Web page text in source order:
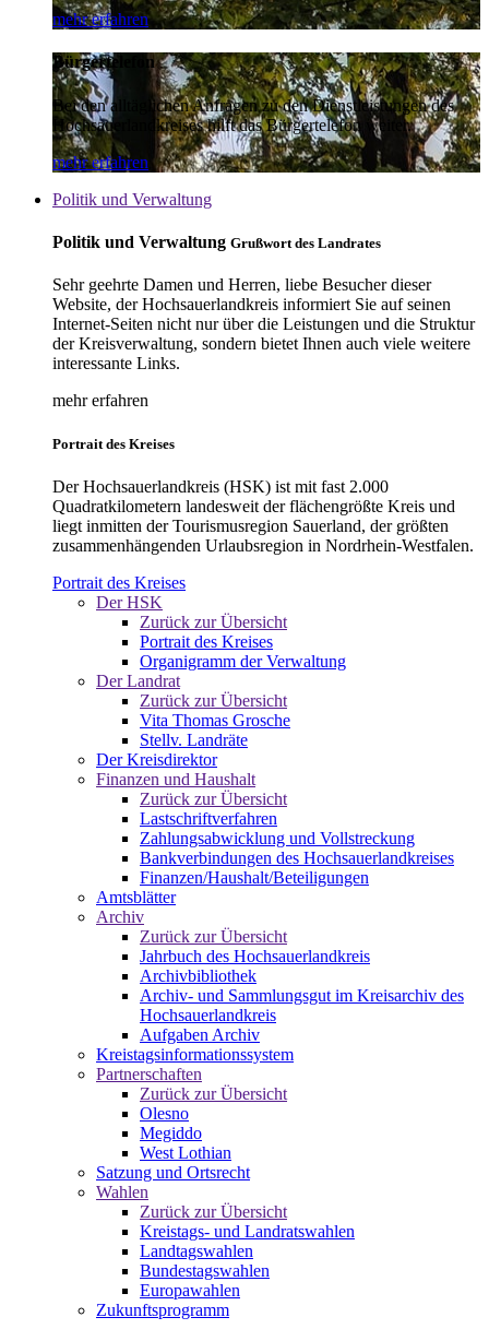
mehr erfahren
Bürgertelefon
Bei den alltäglichen Anfragen zu den Dienstleistungen des
Hochsauerlandkreises hilft das Bürgertelefon weiter.
mehr erfahren
Politik und Verwaltung
Politik und Verwaltung Grußwort des Landrates
Sehr geehrte Damen und Herren, liebe Besucher dieser
Website, der Hochsauerlandkreis informiert Sie auf seinen
Internet-Seiten nicht nur über die Leistungen und die Struktur
der Kreisverwaltung, sondern bietet Ihnen auch viele weitere
interessante Links.
mehr erfahren
Portrait des Kreises
Der Hochsauerlandkreis (HSK) ist mit fast 2.000
Quadratkilometern landesweit der flächengrößte Kreis und
liegt inmitten der Tourismusregion Sauerland, der größten
zusammenhängenden Urlaubsregion in Nordrhein-Westfalen.
Portrait des Kreises
Der HSK
Zurück zur Übersicht
Portrait des Kreises
Organigramm der Verwaltung
Der Landrat
Zurück zur Übersicht
Vita Thomas Grosche
Stellv. Landräte
Der Kreisdirektor
Finanzen und Haushalt
Zurück zur Übersicht
Lastschriftverfahren
Zahlungsabwicklung und Vollstreckung
Bankverbindungen des Hochsauerlandkreises
Finanzen/Haushalt/Beteiligungen
Amtsblätter
Archiv
Zurück zur Übersicht
Jahrbuch des Hochsauerlandkreis
Archivbibliothek
Archiv- und Sammlungsgut im Kreisarchiv des
Hochsauerlandkreis
Aufgaben Archiv
Kreistagsinformationssystem
Partnerschaften
Zurück zur Übersicht
Olesno
Megiddo
West Lothian
Satzung und Ortsrecht
Wahlen
Zurück zur Übersicht
Kreistags- und Landratswahlen
Landtagswahlen
Bundestagswahlen
Europawahlen
Zukunftsprogramm